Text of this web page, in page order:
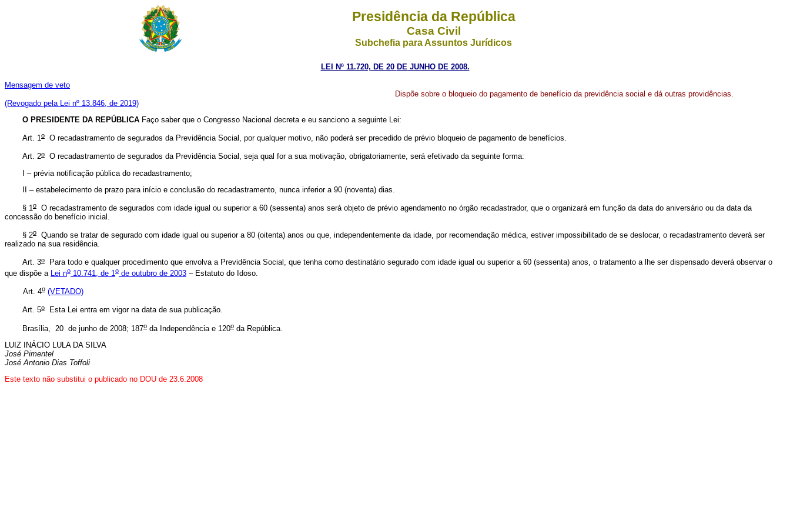
Presidência da República
Casa Civil
Subchefia para Assuntos Jurídicos
LEI Nº 11.720, DE 20 DEJUNHO DE 2008.
Mensagem de veto
(Revogado pela Lei nº 13.846, de 2019)
Dispõe sobre o bloqueio do pagamento de benefício da previdência social e dá outras providências.
O PRESIDENTE DA REPÚBLICA Faço saber que o Congresso Nacional decreta e eu sanciono a seguinte Lei:
Art. 1o O recadastramento de segurados da Previdência Social, por qualquer motivo, não poderá ser precedido de prévio bloqueio de pagamento de benefícios.
Art. 2o
O recadastramento de segurados da Previdência Social, seja qual for a sua motivação, obrigatoriamente, será efetivado da seguinte forma:
I – prévia notificação pública do recadastramento;
II – estabelecimento de prazo para início e conclusão do recadastramento, nunca inferior a 90 (noventa) dias.
§ 1 o
O recadastramento de segurados com idade igual ou superior a 60 (sessenta) anos será objeto de prévio agendamento no órgão recadastrador, que o organizará em função da data do aniversário ou da data da
concessão do benefício inicial.
§ 2o
Quando se tratar de segurado com idade igual ou superior a 80 (oitenta) anos ou que, independentemente da idade, por recomendação médica, estiver impossibilitado de se deslocar, o recadastramento deverá ser
realizado na sua residência.
Art. 3o
Para todo e qualquer procedimento que envolva a Previdência Social, que tenha como destinatário segurado com idade igual ou superior a 60 (sessenta) anos, o tratamento a lhe ser dispensado deverá observar o
que dispõe a
Lei no 10.741, de 1 o de outubro de 2003 – Estatuto do Idoso.
Art. 4o (VETADO)
Art. 5o Esta Lei entra em vigor na data de sua publicação.
Brasília, 20 de junho de 2008; 187o da Independência e 120o da República.
LUIZ INÁCIO LULA DA SILVA
José Pimentel
José Antonio Dias Toffoli
Este texto não substitui o publicado no DOU de 23.6.2008